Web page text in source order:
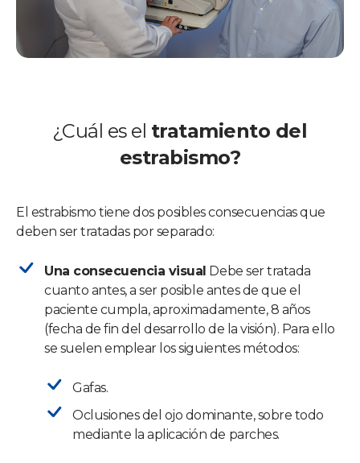
¿Cuál es el tratamiento del
estrabismo?
El estrabismo tiene dos posibles consecuencias que
deben ser tratadas por separado:
Una consecuencia visual Debe ser tratada
cuanto antes, a ser posible antes de que el
paciente cumpla, aproximadamente, 8 años
(fecha de fin del desarrollo de la visión). Para ello
se suelen emplear los siguientes métodos:
Gafas.
Oclusiones del ojo dominante, sobre todo
mediante la aplicación de parches.